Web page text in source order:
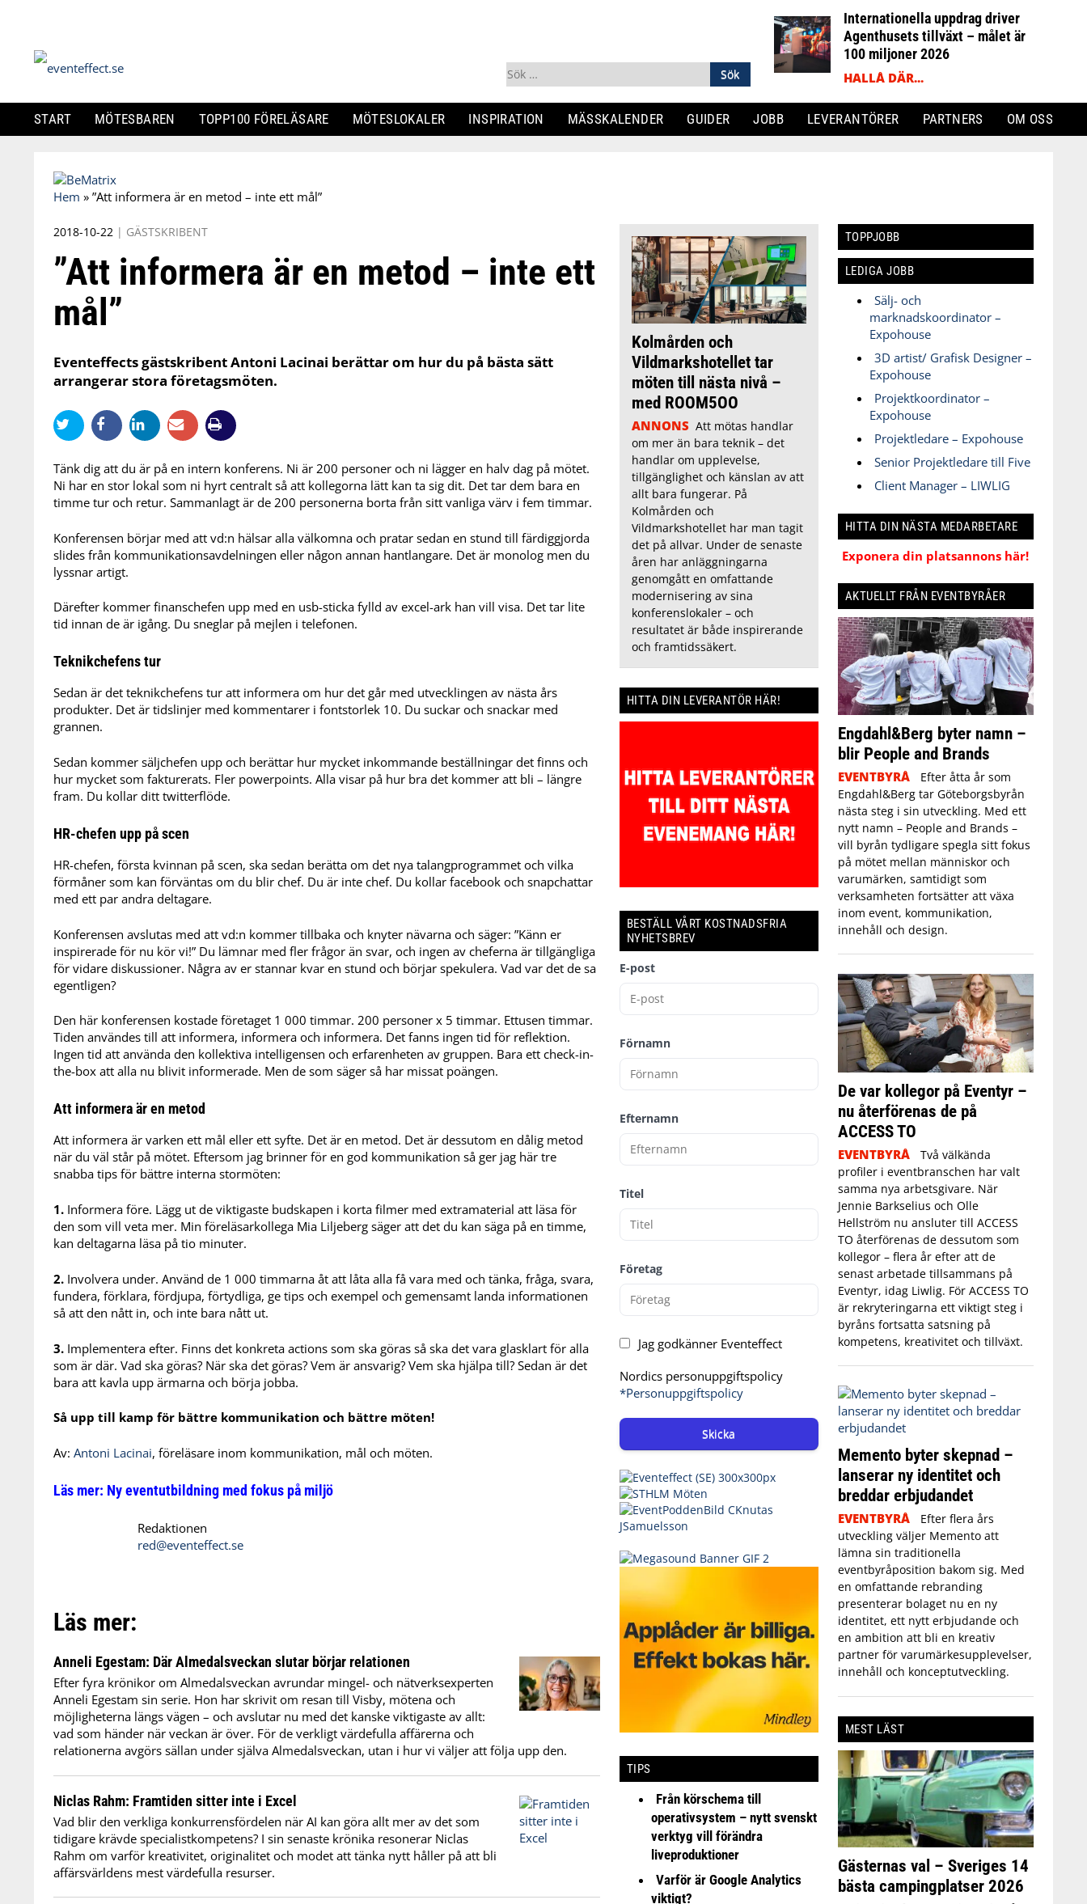
Sök
efter:
Internationella uppdrag driver
Agenthusets tillväxt – målet är
100 miljoner 2026
HALLÅ DÄR...
START MÖTESBAREN TOPP100 FÖRELÄSARE MÖTESLOKALER INSPIRATION MÄSSKALENDER GUIDER JOBB LEVERANTÖRER PARTNERS OM OSS
Skip
to
Hem » ”Att informera är en metod – inte ett mål”
2018-10-22 | GÄSTSKRIBENT
”Att informera är en metod – inte ett
mål”
Eventeffects gästskribent Antoni Lacinai berättar om hur du på bästa sätt
arrangerar stora företagsmöten.
Tänk dig att du är på en intern konferens. Ni är 200 personer och ni lägger en halv dag på mötet.
Ni har en stor lokal som ni hyrt centralt så att kollegorna lätt kan ta sig dit. Det tar dem bara en
timme tur och retur. Sammanlagt är de 200 personerna borta från sitt vanliga värv i fem timmar.
Konferensen börjar med att vd:n hälsar alla välkomna och pratar sedan en stund till färdiggjorda
slides från kommunikationsavdelningen eller någon annan hantlangare. Det är monolog men du
lyssnar artigt.
Därefter kommer finanschefen upp med en usb-sticka fylld av excel-ark han vill visa. Det tar lite
tid innan de är igång. Du sneglar på mejlen i telefonen.
Teknikchefens tur
Sedan är det teknikchefens tur att informera om hur det går med utvecklingen av nästa års
produkter. Det är tidslinjer med kommentarer i fontstorlek 10. Du suckar och snackar med
grannen.
Sedan kommer säljchefen upp och berättar hur mycket inkommande beställningar det finns och
hur mycket som fakturerats. Fler powerpoints. Alla visar på hur bra det kommer att bli – längre
fram. Du kollar ditt twitterflöde.
HR-chefen upp på scen
HR-chefen, första kvinnan på scen, ska sedan berätta om det nya talangprogrammet och vilka
förmåner som kan förväntas om du blir chef. Du är inte chef. Du kollar facebook och snapchattar
med ett par andra deltagare.
Konferensen avslutas med att vd:n kommer tillbaka och knyter nävarna och säger: ”Känn er
inspirerade för nu kör vi!” Du lämnar med fler frågor än svar, och ingen av cheferna är tillgängliga
för vidare diskussioner. Några av er stannar kvar en stund och börjar spekulera. Vad var det de sa
egentligen?
Den här konferensen kostade företaget 1 000 timmar. 200 personer x 5 timmar. Ettusen timmar.
Tiden användes till att informera, informera och informera. Det fanns ingen tid för reflektion.
Ingen tid att använda den kollektiva intelligensen och erfarenheten av gruppen. Bara ett check-in-
the-box att alla nu blivit informerade. Men de som säger så har missat poängen.
Att informera är en metod
Att informera är varken ett mål eller ett syfte. Det är en metod. Det är dessutom en dålig metod
när du väl står på mötet. Eftersom jag brinner för en god kommunikation så ger jag här tre
snabba tips för bättre interna stormöten:
1. Informera före. Lägg ut de viktigaste budskapen i korta filmer med extramaterial att läsa för
den som vill veta mer. Min föreläsarkollega Mia Liljeberg säger att det du kan säga på en timme,
kan deltagarna läsa på tio minuter.
2. Involvera under. Använd de 1 000 timmarna åt att låta alla få vara med och tänka, fråga, svara,
fundera, förklara, fördjupa, förtydliga, ge tips och exempel och gemensamt landa informationen
så att den nått in, och inte bara nått ut.
3. Implementera efter. Finns det konkreta actions som ska göras så ska det vara glasklart för alla
som är där. Vad ska göras? När ska det göras? Vem är ansvarig? Vem ska hjälpa till? Sedan är det
bara att kavla upp ärmarna och börja jobba.
Så upp till kamp för bättre kommunikation och bättre möten!
Av: Antoni Lacinai, föreläsare inom kommunikation, mål och möten.
Läs mer: Ny eventutbildning med fokus på miljö
Redaktionen
red@eventeffect.se
Läs mer:
Anneli Egestam: Där Almedalsveckan slutar börjar relationen
Efter fyra krönikor om Almedalsveckan avrundar mingel- och nätverksexperten
Anneli Egestam sin serie. Hon har skrivit om resan till Visby, mötena och
möjligheterna längs vägen – och avslutar nu med det kanske viktigaste av allt:
vad som händer när veckan är över. För de verkligt värdefulla affärerna och
relationerna avgörs sällan under själva Almedalsveckan, utan i hur vi väljer att följa upp den.
Niclas Rahm: Framtiden sitter inte i Excel
Vad blir den verkliga konkurrensfördelen när AI kan göra allt mer av det som
tidigare krävde specialistkompetens? I sin senaste krönika resonerar Niclas
Rahm om varför kreativitet, originalitet och modet att tänka nytt håller på att bli
affärsvärldens mest värdefulla resurser.
Kolmården och
Vildmarkshotellet tar
möten till nästa nivå –
med ROOM5OO
ANNONS Att mötas handlar
om mer än bara teknik – det
handlar om upplevelse,
tillgänglighet och känslan av att
allt bara fungerar. På
Kolmården och
Vildmarkshotellet har man tagit
det på allvar. Under de senaste
åren har anläggningarna
genomgått en omfattande
modernisering av sina
konferenslokaler – och
resultatet är både inspirerande
och framtidssäkert.
HITTA DIN LEVERANTÖR HÄR!
BESTÄLL VÅRT KOSTNADSFRIA
NYHETSBREV
E-post
Förnamn
Efternamn
Titel
Företag
Jag godkänner Eventeffect
Nordics personuppgiftspolicy
*Personuppgiftspolicy
Skicka
TIPS
Från körschema till
operativsystem – nytt svenskt
verktyg vill förändra
liveproduktioner
Varför är Google Analytics
viktigt?
TOPPJOBB
LEDIGA JOBB
Sälj- och
marknadskoordinator –
Expohouse
3D artist/ Grafisk Designer –
Expohouse
Projektkoordinator –
Expohouse
Projektledare – Expohouse
Senior Projektledare till Five
Client Manager – LIWLIG
HITTA DIN NÄSTA MEDARBETARE
Exponera din platsannons här!
AKTUELLT FRÅN EVENTBYRÅER
Engdahl&Berg byter namn –
blir People and Brands
EVENTBYRÅ
Efter åtta år som
Engdahl&Berg tar Göteborgsbyrån
nästa steg i sin utveckling. Med ett
nytt namn – People and Brands –
vill byrån tydligare spegla sitt fokus
på mötet mellan människor och
varumärken, samtidigt som
verksamheten fortsätter att växa
inom event, kommunikation,
innehåll och design.
De var kollegor på Eventyr –
nu återförenas de på
ACCESS TO
EVENTBYRÅ
Två välkända
profiler i eventbranschen har valt
samma nya arbetsgivare. När
Jennie Barkselius och Olle
Hellström nu ansluter till ACCESS
TO återförenas de dessutom som
kollegor – flera år efter att de
senast arbetade tillsammans på
Eventyr, idag Liwlig. För ACCESS TO
är rekryteringarna ett viktigt steg i
byråns fortsatta satsning på
kompetens, kreativitet och tillväxt.
Memento byter skepnad –
lanserar ny identitet och
breddar erbjudandet
EVENTBYRÅ
Efter flera års
utveckling väljer Memento att
lämna sin traditionella
eventbyråposition bakom sig. Med
en omfattande rebranding
presenterar bolaget nu en ny
identitet, ett nytt erbjudande och
en ambition att bli en kreativ
partner för varumärkesupplevelser,
innehåll och konceptutveckling.
MEST LÄST
Gästernas val – Sveriges 14
bästa campingplatser 2026